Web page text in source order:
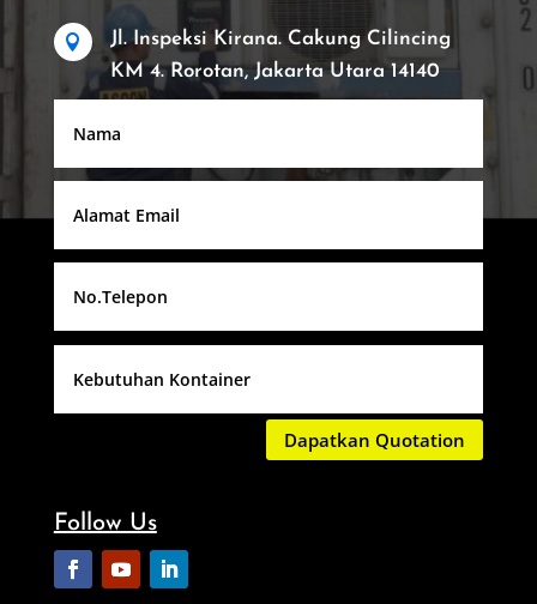

Jl. Inspeksi Kirana. Cakung Cilincing
KM 4. Rorotan, Jakarta Utara 14140
Dapatkan Quotation
Follow Us